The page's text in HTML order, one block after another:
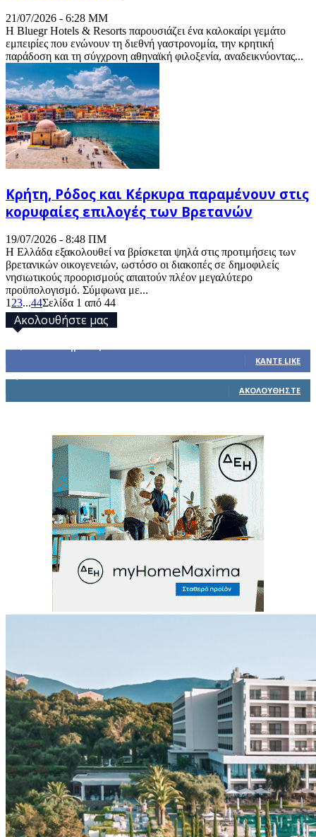
21/07/2026 - 6:28 ΜΜ
Η Bluegr Hotels & Resorts παρουσιάζει ένα καλοκαίρι γεμάτο
εμπειρίες που ενώνουν τη διεθνή γαστρονομία, την κρητική
παράδοση και τη σύγχρονη αθηναϊκή φιλοξενία, αναδεικνύοντας...
Κρήτη, Ρόδος και Κέρκυρα παραμένουν στις
κορυφαίες επιλογές των Βρετανών
19/07/2026 - 8:48 ΠΜ
Η Ελλάδα εξακολουθεί να βρίσκεται ψηλά στις προτιμήσεις των
βρετανικών οικογενειών, ωστόσο οι διακοπές σε δημοφιλείς
νησιωτικούς προορισμούς απαιτούν πλέον μεγαλύτερο
προϋπολογισμό. Σύμφωνα με...
1 23...44Σελίδα 1 από 44
Ακολουθήστε μας
ΚΆΝΤΕ LIKE
ΑΚΟΛΟΥΘΉΣΤΕ